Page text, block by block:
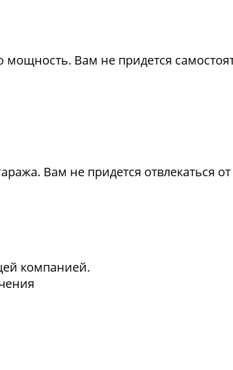
Вам не придется
Вам не придется отвлекаться
компанией.